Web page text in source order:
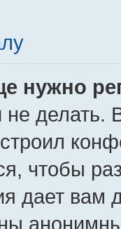
нужно
делать.
чтобы
дает вам